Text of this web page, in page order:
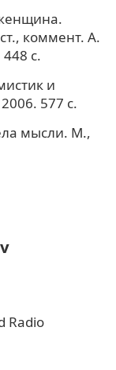
коммент. А.
с.
и
577 с.
мысли. М.,
Radio